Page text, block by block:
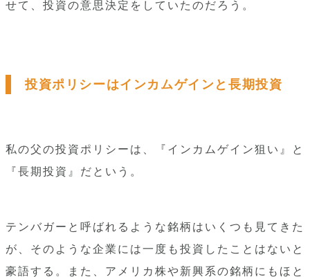
せて、投資の意思決定をしていたのだろう。
投資ポリシーはインカムゲインと長期投資
私の父の投資ポリシーは、『インカムゲイン狙い』と
『長期投資』だという。
テンバガーと呼ばれるような銘柄はいくつも見てきた
が、そのような企業には一度も投資したことはないと
豪語する。また、アメリカ株や新興系の銘柄にもほと